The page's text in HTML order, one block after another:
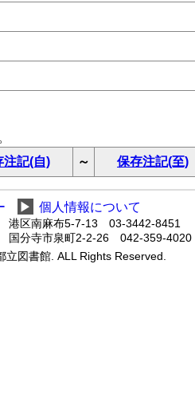
注記(自) ～ 保存注記(至)
▶ 個人情報について
区南麻布5-7-13 03-3442-8451
分寺市泉町2-2-26 042-359-4020
図書館. ALL Rights Reserved.